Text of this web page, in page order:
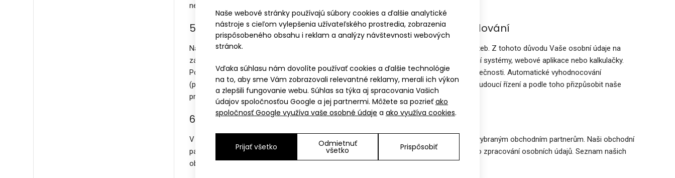
Naše webové stránky používajú súbory cookies a ďalšie analytické
nástroje s cieľom vylepšenia užívateľského prostredia, zobrazenia
prispôsobeného obsahu i reklam a analýzy návštevnosti webových
stránok.
Vďaka súhlasu nám dovolíte používať cookies a ďalšie technológie
na to, aby sme Vám zobrazovali relevantné reklamy, merali ich výkon
a zlepšili fungovanie webu. Súhlas sa týka aj spracovania Vašich
údajov spoločnosťou Google a jej partnermi. Môžete sa pozrieť ako
spoločnosť Google využíva vaše osobné údaje a ako využíva cookies.
Prijať všetko Odmietnuť
všetko Prispôsobiť
nebo pomocí odhlašovacího odkazu v každém e-mailu obsahující obchodní sdělení.
5. Proč dochází k profilování a automatizovanému rozhodování
Naše společnost se vám snaží poskytovat individuálně upravené nabídky produktů a služeb. Z tohoto důvodu Vaše osobní údaje na
základě Vašeho souhlasu profilujeme. Pro tento účel používáme automatické informační systémy, webové aplikace nebo kalkulačky.
Podle toho vám posíláme individualizované zprávy a nabídky produktů a služeb naší společnosti. Automatické vyhodnocování
(profilování) osobních údajů nám pomůže Vás a Vaše potřeby lépe poznat, odhadnout budoucí řízení a podle toho přizpůsobit naše
produkty a služby.
6. Kdo jsou naši partneři?
V souhlasu jste také souhlasili s nabídkami produktů a předáním osobních údajů našim vybraným obchodním partnerům. Naši obchodní
partneři stejně dodržují pravidla ochrany osobních údajů a uzavřeli jsme s nimi smlouvu o zpracování osobních údajů. Seznam našich
obchodních partnerů Vám rádi poskytneme na vyžádání.